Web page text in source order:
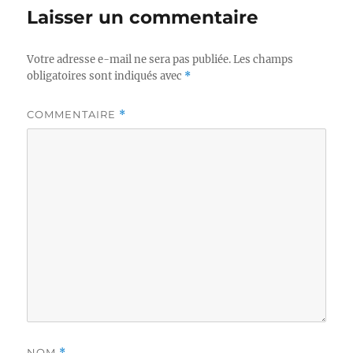
Laisser un commentaire
Votre adresse e-mail ne sera pas publiée. Les champs
obligatoires sont indiqués avec *
COMMENTAIRE *